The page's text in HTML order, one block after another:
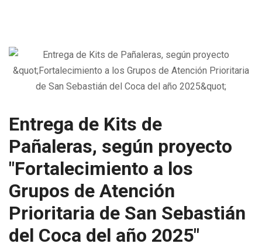
Entrega de Kits de
Pañaleras, según proyecto
"Fortalecimiento a los
Grupos de Atención
Prioritaria de San Sebastián
del Coca del año 2025"